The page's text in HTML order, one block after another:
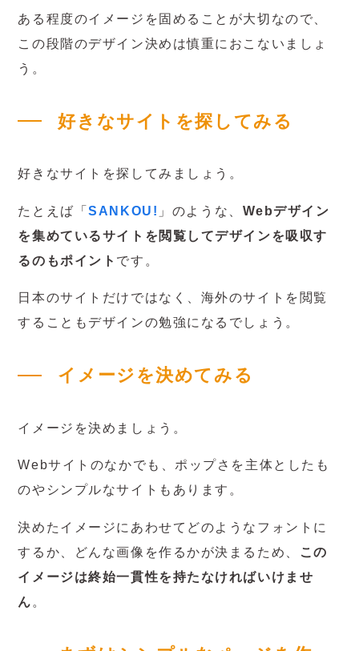
ある程度のイメージを固めることが大切なので、
この段階のデザイン決めは慎重におこないましょ
う。
好きなサイトを探してみる
好きなサイトを探してみましょう。
たとえば「SANKOU! 」のような、 Webデザイン
を集めているサイトを閲覧してデザインを吸収す
るのもポイント です。
日本のサイトだけではなく、海外のサイトを閲覧
することもデザインの勉強になるでしょう。
イメージを決めてみる
イメージを決めましょう。
Webサイトのなかでも、ポップさを主体としたも
のやシンプルなサイトもあります。
決めたイメージにあわせてどのようなフォントに
するか、どんな画像を作るかが決まるため、
この
イメージは終始一貫性を持たなければいけませ
ん 。